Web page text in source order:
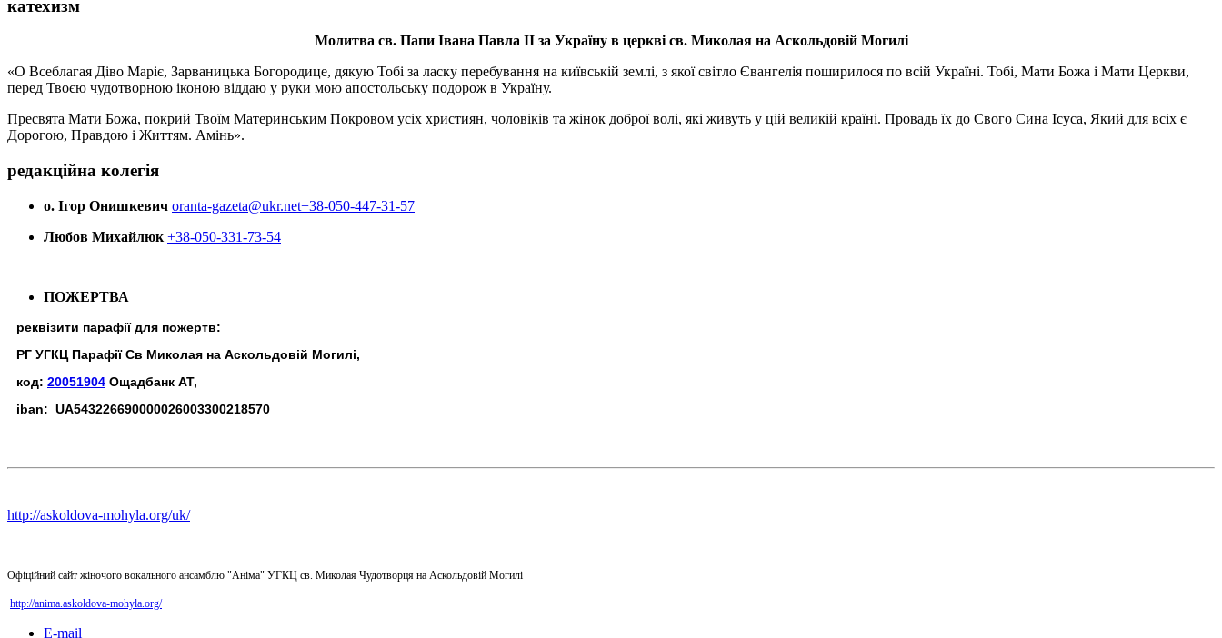
катехизм
Молитва св. Папи Івана Павла ІІ за Україну в церкві св. Миколая на Аскольдовій Могилі
«О Всеблагая Діво Маріє, Зарваницька Богородице, дякую Тобі за ласку перебування на київській землі, з якої світло Євангелія поширилося по всій Україні. Тобі, Мати Божа і Мати Церкви,
перед Твоєю чудотворною іконою віддаю у руки мою апостольську подорож в Україну.
Пресвята Мати Божа, покрий Твоїм Материнським Покровом усіх християн, чоловіків та жінок доброї волі, які живуть у цій великій країні. Провадь їх до Свого Сина Ісуса, Який для всіх є
Дорогою, Правдою і Життям. Амінь».
редакційна колегія
о. Ігор Онишкевич oranta-gazeta@ukr.net+38-050-447-31-57
Любов Михайлюк +38-050-331-73-54
ПОЖЕРТВА
реквізити парафії для пожертв:
РГ УГКЦ Парафії Св Миколая на Аскольдовій Могилі,
код: 20051904 Ощадбанк АТ,
iban: UA543226690000026003300218570
http://askoldova-mohyla.org/uk/
Офіційний сайт жіночого вокального ансамблю "Аніма" УГКЦ св. Миколая Чудотворця на Аскольдовій Могилі
http://anima.askoldova-mohyla.org/
E-mail